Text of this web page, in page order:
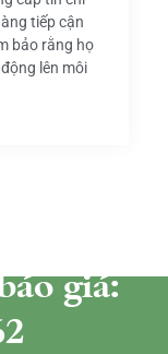
tiếp cận
bảo rằng họ
lên môi
giá: